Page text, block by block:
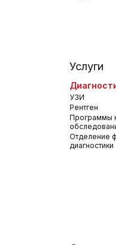
Услуги
УЗИ
Рентген
Программы
Отделение
диагностики